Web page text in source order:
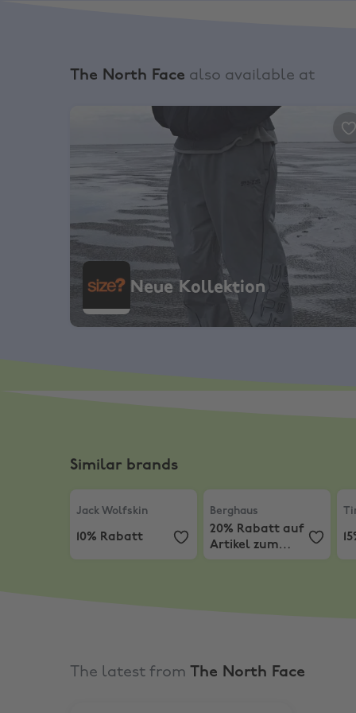
The North Face also available at
size?, Neue Kollektion
Neue Kollektion
Similar brands
Jack Wolfskin
10% Rabatt
Berghaus
20% Rabatt auf
Artikel zum
vollen Preis
The latest from The North Face